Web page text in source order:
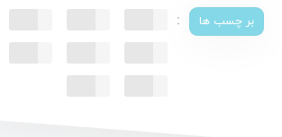
بر چسب ها :